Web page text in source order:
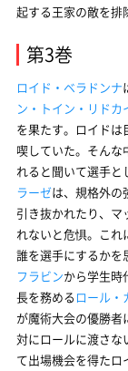
起する王家の敵を排
第3巻
ロイド・ベラドンナ
ン・トイン・リドカ
を果たす。ロイド
喫していた。そんな
れると聞いて選手と
ラーゼは、規格外の
引き抜かれたり、
れないと危惧。これ
誰を選手にするかを
フラビンから学生時
長を務める ロール・
が魔術大会の優勝者
対にロールに渡さな
て出場機会を得たロ